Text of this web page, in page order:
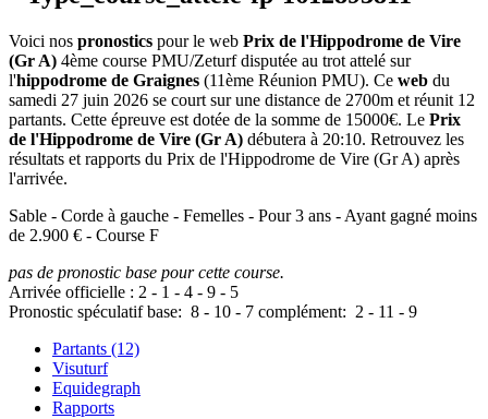
Voici nos pronostics pour le web Prix de l'Hippodrome de Vire
(Gr A) 4ème course PMU/Zeturf disputée au trot attelé sur
l'hippodrome de Graignes (11ème Réunion PMU). Ce web du
samedi 27 juin 2026 se court sur une distance de 2700m et réunit 12
partants. Cette épreuve est dotée de la somme de 15000€. Le Prix
de l'Hippodrome de Vire (Gr A) débutera à 20:10. Retrouvez les
résultats et rapports du Prix de l'Hippodrome de Vire (Gr A) après
l'arrivée.
Sable - Corde à gauche - Femelles - Pour 3 ans - Ayant gagné moins
de 2.900 € - Course F
pas de pronostic base pour cette course.
Arrivée officielle : 2 - 1 - 4 - 9 - 5
Pronostic spéculatif base: 8 - 10 - 7 complément: 2 - 11 - 9
Partants (12)
Visuturf
Equidegraph
Rapports